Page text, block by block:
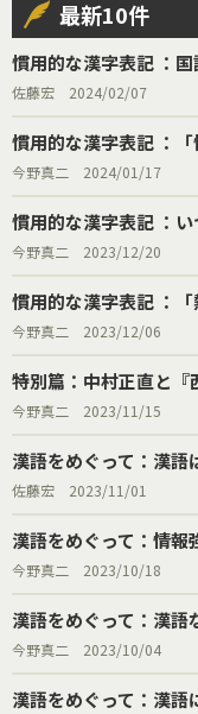
最新10件
慣用的な漢字表記 ：
佐藤宏 2024/02/07
慣用的な漢字表記 ：
今野真二 2024/01/17
慣用的な漢字表記 ：
今野真二 2023/12/20
慣用的な漢字表記 ：「
今野真二 2023/12/06
特別篇：中村正直と『
今野真二 2023/11/15
漢語をめぐって：漢語
佐藤宏 2023/11/01
漢語をめぐって：情報
今野真二 2023/10/18
漢語をめぐって：漢語
今野真二 2023/10/04
漢語をめぐって：漢語